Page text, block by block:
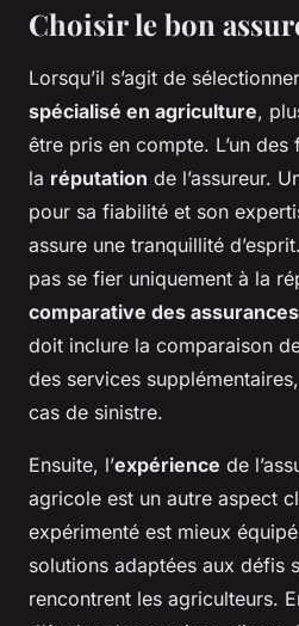
Choisir le bon
Lorsqu’il s’agit de
spécialisé en agriculture,
être pris en compte. L’un
la réputation de l’assureur.
pour sa fiabilité et son
assure une tranquillité
pas se fier uniquement à la
comparative des assurances
doit inclure la comparaison
des services
cas de sinistre.
Ensuite, l’expérience de
agricole est un autre aspect
expérimenté est mieux
solutions adaptées aux défis
rencontrent les agriculteurs.